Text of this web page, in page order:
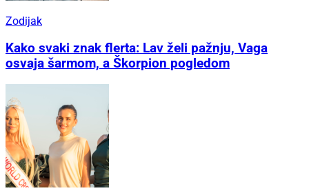
Zodijak
Kako svaki znak flerta: Lav želi pažnju, Vaga
osvaja šarmom, a Škorpion pogledom